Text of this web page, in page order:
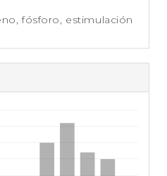
fósforo, estimulación